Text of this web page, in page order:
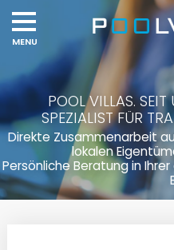
POOL VILLAS.
SPEZIALIST FÜR
Direkte Zusammenarbeit
lokalen
Persönliche Beratung in Ihrer